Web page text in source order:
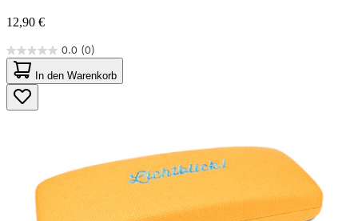
12,90 €
0.0 (0)
0.0
von
5
Sternen.
In den Warenkorb